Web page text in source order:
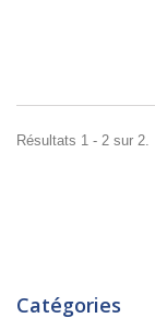
Résultats 1 - 2 sur 2.
Catégories